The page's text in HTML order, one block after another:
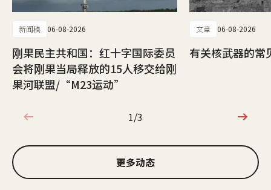
新闻稿 06-08-2026
刚果民主共和国：红十字国际委员
会将刚果当局释放的15人移交给刚
果河联盟/“M23运动”
文章 06-08-2026
有关核武器的常
1/3
1/3
更多动态